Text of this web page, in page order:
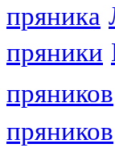
пряника
пряники
пряников
пряников